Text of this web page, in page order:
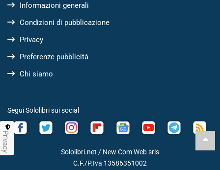
Informazioni generali
Condizioni di pubblicazione
Privacy
Preferenze pubblicità
Chi siamo
Segui Sololibri sui social
Sololibri.net / New Com Web srls
C.F./P.Iva 13586351002
Privacy